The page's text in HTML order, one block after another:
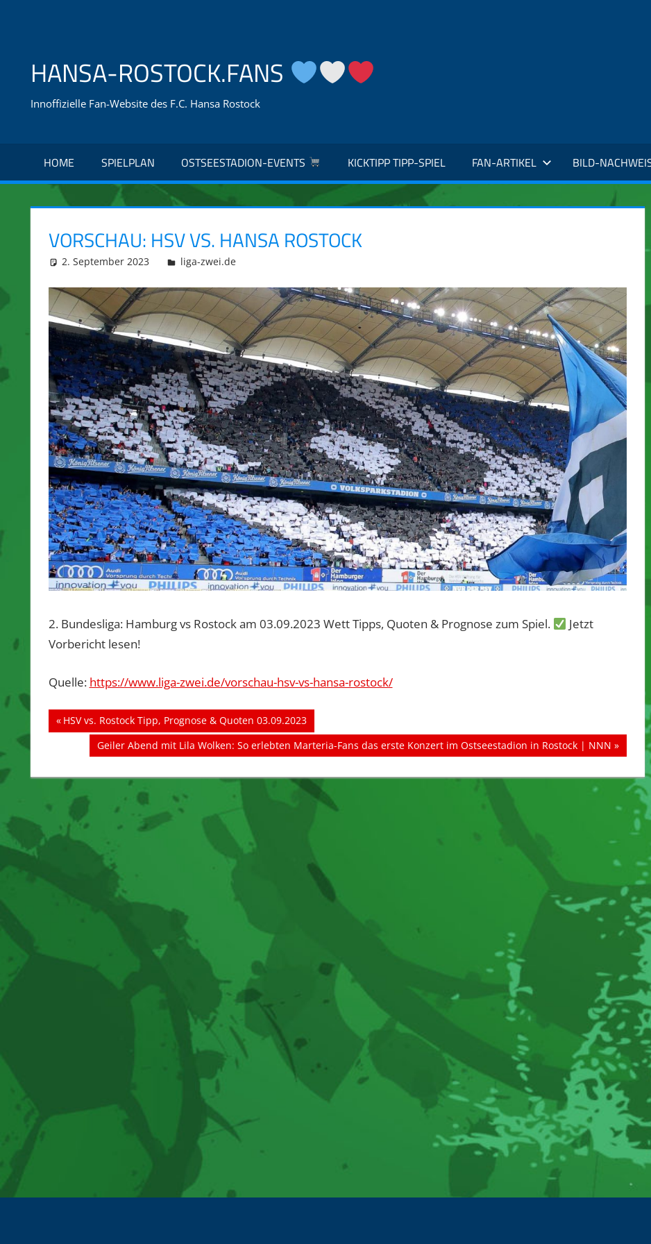
HANSA-ROSTOCK.FANS
Innoffizielle Fan-Website des F.C. Hansa Rostock
HOME SPIELPLAN OSTSEESTADION-EVENTS KICKTIPP TIPP-SPIEL FAN-ARTIKEL BILD-
VORSCHAU: HSV VS. HANSA ROSTOCK
2. September 2023 integromat
liga-zwei.de
2. Bundesliga: Hamburg vs Rostock am 03.09.2023 Wett Tipps, Quoten & Prognose zum Spiel.
Jetzt
Vorbericht lesen!
Quelle: https://www.liga-zwei.de/vorschau-hsv-vs-hansa-rostock/
Beitragsnavigation
Vorheriger
Beitrag:
HSV vs. Rostock Tipp, Prognose & Quoten 03.09.2023
Nächster
Beitrag:
Geiler Abend mit Lila Wolken: So erlebten Marteria-Fans das erste Konzert im Ostseestadion in Rostock | NNN